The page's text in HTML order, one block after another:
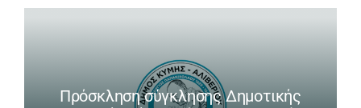
Πρόσκληση σύγκλησης Δημοτικής